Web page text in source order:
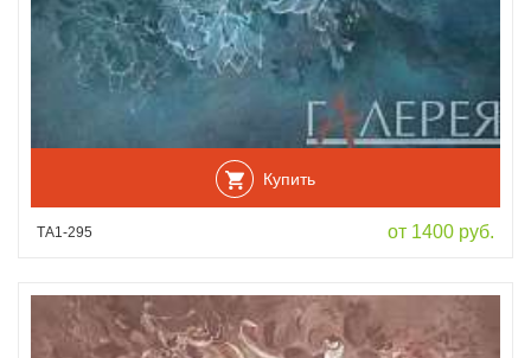
Купить
ТА1-295 от 1400 руб.